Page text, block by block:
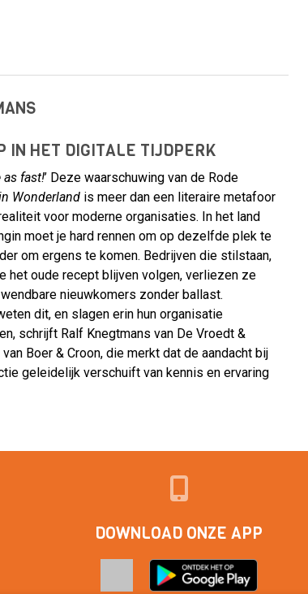
IN HET DIGITALE TIJDPERK
as fast!’ Deze waarschuwing van de Rode
Wonderland is meer dan een literaire metafoor
voor moderne organisaties. In het land
moet je hard rennen om op dezelfde plek te
om ergens te komen. Bedrijven die stilstaan,
het oude recept blijven volgen, verliezen ze
nieuwkomers zonder ballast.
dit, en slagen erin hun organisatie
schrijft Ralf Knegtmans van De Vroedt &
Boer & Croon, die merkt dat de aandacht bij
geleidelijk verschuift van kennis en ervaring
DOWNLOAD ONZE APP